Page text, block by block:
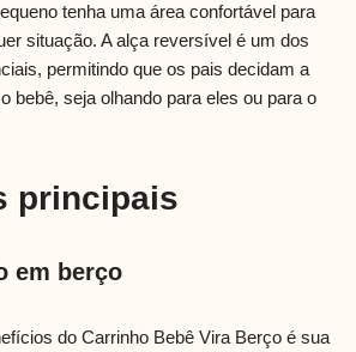
tenha uma área confortável para
situação. A alça reversível é um dos
permitindo que os pais decidam a
bebê, seja olhando para eles ou para o
principais
em berço
do Carrinho Bebê Vira Berço é sua